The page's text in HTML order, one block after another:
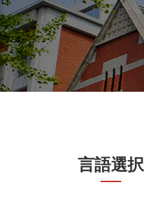
言語選択